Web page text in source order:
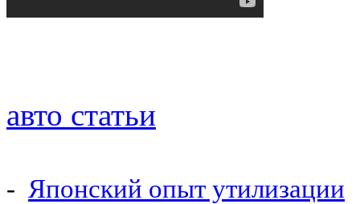
авто статьи
- Японский опыт утилизации